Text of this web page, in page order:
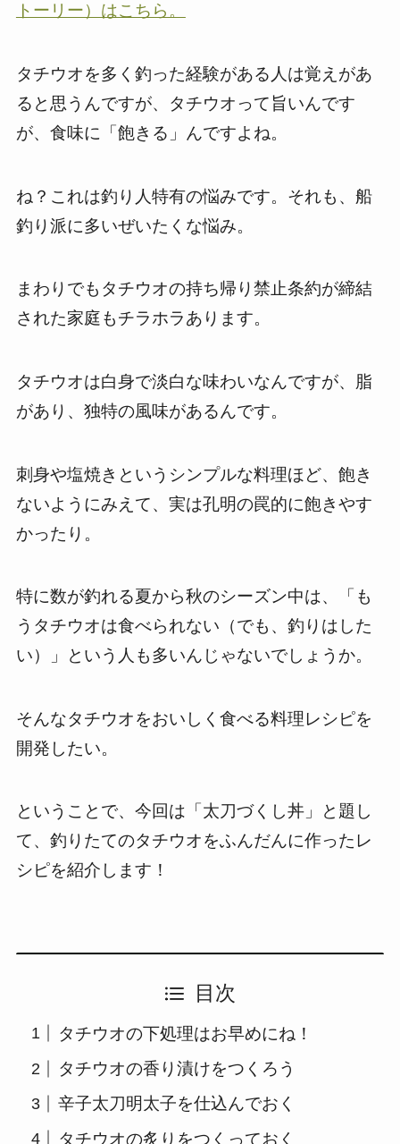
トーリー）はこちら。
タチウオを多く釣った経験がある人は覚えがあ
ると思うんですが、タチウオって旨いんです
が、食味に「飽きる」んですよね。
ね？これは釣り人特有の悩みです。それも、船
釣り派に多いぜいたくな悩み。
まわりでもタチウオの持ち帰り禁止条約が締結
された家庭もチラホラあります。
タチウオは白身で淡白な味わいなんですが、脂
があり、独特の風味があるんです。
刺身や塩焼きというシンプルな料理ほど、飽き
ないようにみえて、実は孔明の罠的に飽きやす
かったり。
特に数が釣れる夏から秋のシーズン中は、「も
うタチウオは食べられない（でも、釣りはした
い）」という人も多いんじゃないでしょうか。
そんなタチウオをおいしく食べる料理レシピを
開発したい。
ということで、今回は「太刀づくし丼」と題し
て、釣りたてのタチウオをふんだんに作ったレ
シピを紹介します！
目次
タチウオの下処理はお早めにね！
タチウオの香り漬けをつくろう
辛子太刀明太子を仕込んでおく
タチウオの炙りをつくっておく